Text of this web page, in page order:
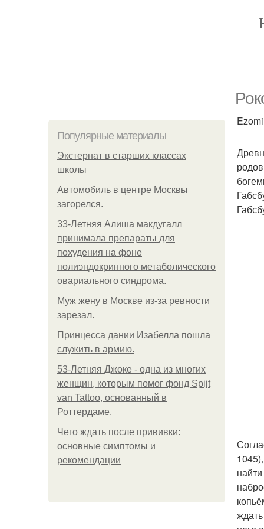
Популярные материалы
Экстернат в старших классах
школы
Автомобиль в центре Москвы
загорелся.
33-Летняя Алиша макдугалл
принимала препараты для
похудения на фоне
полиэндокринного метаболического
овариального синдрома.
Mуж жену в Москве из-за ревности
зарезал.
Принцесса дании Изабелла пошла
служить в армию.
53-Летняя Джоке - одна из многих
женщин, которым помог фонд Spijt
van Tattoo, основанный в
Роттердаме.
Чего ждать после прививки:
основные симптомы и
рекомендации